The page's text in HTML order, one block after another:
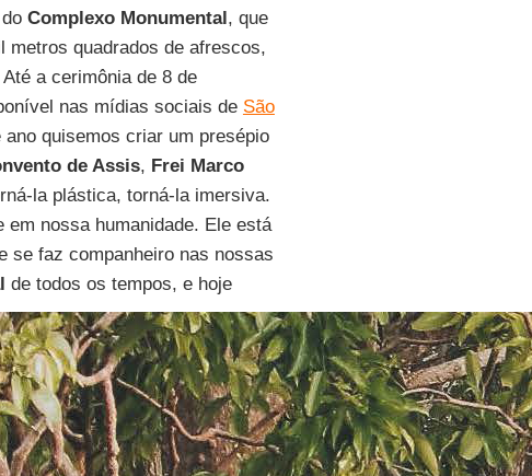
Complexo Monumental, que
metros quadrados de afrescos,
Até a cerimônia de 8 de
nas mídias sociais de São
ano quisemos criar um presépio
de Assis, Frei Marco
la plástica, torná-la imersiva.
nossa humanidade. Ele está
se faz companheiro nas nossas
de todos os tempos, e hoje